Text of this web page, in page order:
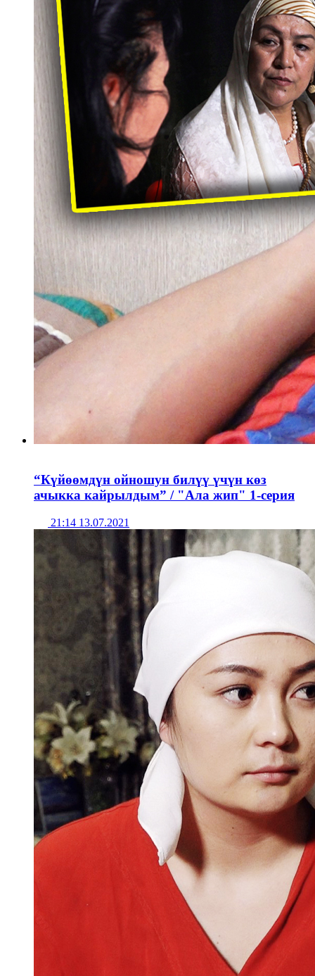
“Күйөөмдүн ойношун билүү үчүн көз
ачыкка кайрылдым” / "Ала жип" 1-серия
21:14 13.07.2021